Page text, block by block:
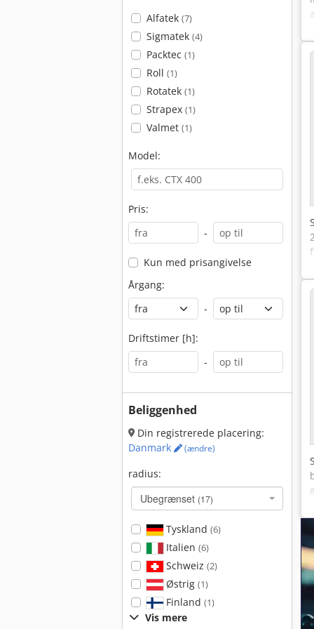
Alfatek (7)
Sigmatek (4)
Packtec (1)
Roll (1)
Rotatek (1)
Strapex (1)
Valmet (1)
Model:
Pris:
-
Kun med prisangivelse
Årgang:
-
Driftstimer [h]:
-
Beliggenhed
Din registrerede placering:
Danmark
(ændre)
radius:
Ubegrænset (17)
Tyskland (6)
Italien (6)
Schweiz (2)
Østrig (1)
Finland (1)
Vis mere